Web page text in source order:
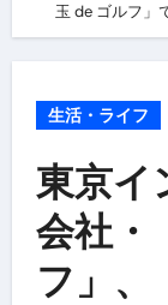
玉 de ゴルフ」
生活・ライフ
東京イ
会社・
フ」、